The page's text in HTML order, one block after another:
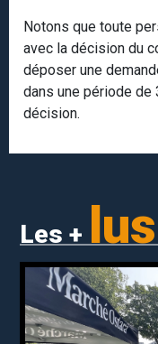
Notons que toute
avec la décision du
déposer une
dans une période de
décision.
Les + lus